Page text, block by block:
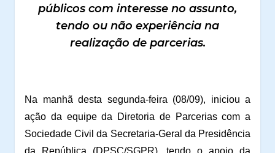
públicos com interesse no assunto,
tendo ou não experiência na
realização de parcerias.
Na manhã desta segunda-feira (08/09), iniciou a
ação da equipe da Diretoria de Parcerias com a
Sociedade Civil da Secretaria-Geral da Presidência
da República (DPSC/SGPR), tendo o apoio da